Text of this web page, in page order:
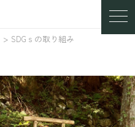
SDGｓの取り組み